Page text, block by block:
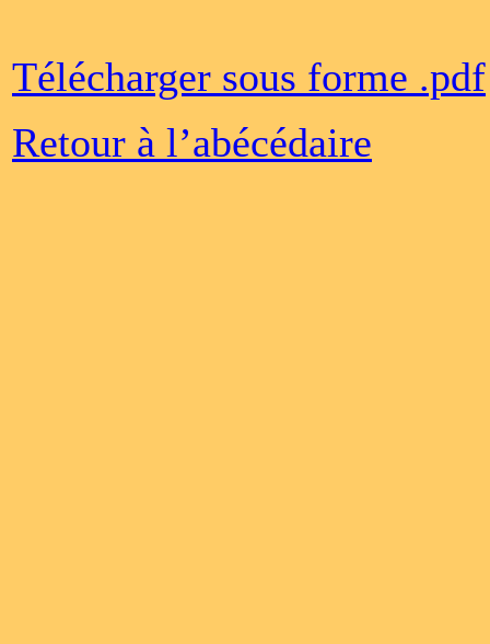
Télécharger sous forme .pdf
Retour à l’abécédaire